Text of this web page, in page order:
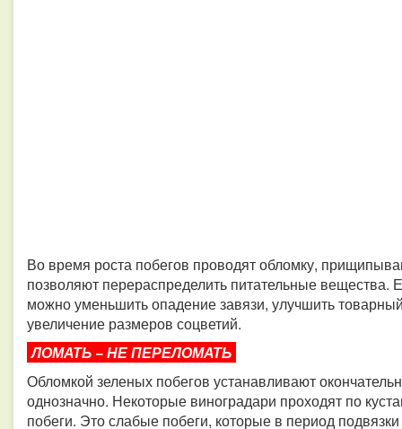
Во время роста побегов проводят обломку,
позволяют перераспределить питательные вещества.
можно уменьшить опадение завязи, улучшить
увеличение размеров соцветий.
ЛОМАТЬ − НЕ ПЕРЕЛОМАТЬ
Обломкой зеленых побегов устанавливают
однозначно. Некоторые виноградари проходят по
побеги. Это слабые побеги, которые в период